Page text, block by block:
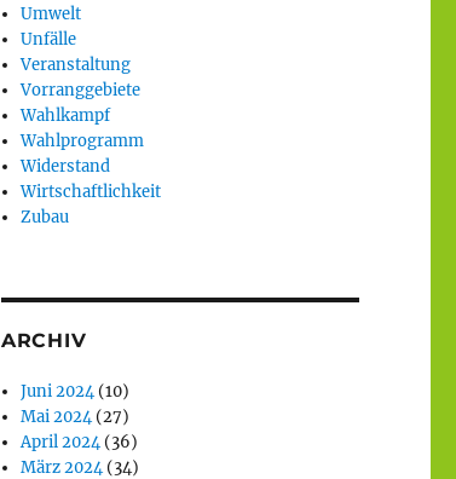
Umwelt
Unfälle
Veranstaltung
Vorranggebiete
Wahlkampf
Wahlprogramm
Widerstand
Wirtschaftlichkeit
Zubau
ARCHIV
Juni 2024(10)
Mai 2024(27)
April 2024(36)
März 2024(34)